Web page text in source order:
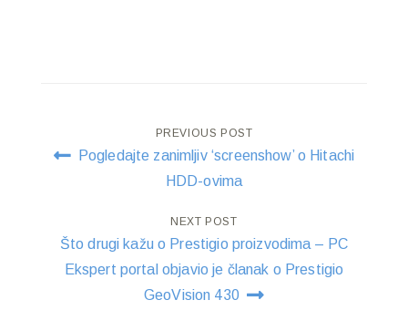
Post
navigation
PREVIOUS POST
Pogledajte zanimljiv ‘screenshow’ o Hitachi
HDD-ovima
NEXT POST
Što drugi kažu o Prestigio proizvodima – PC
Ekspert portal objavio je članak o Prestigio
GeoVision 430